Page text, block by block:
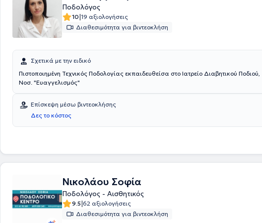
επιστημονική αρτιότητα, την πολυετή πείρα αλλά και τις σύγχρονες μεθόδους (τροχός
ψεκασμού, laser soft, φρέζες και σμίλες από ιατρικό ατσάλι κ.λπ.).
Ποδολόγος
10|19 αξιολογήσεις
Διαθεσιμότητα για βιντεοκλήση
Σχετικά με την ειδικό
Πιστοποιημένη Τεχνικός Ποδολογίας εκπαιδευθείσα στο Ιατρείο Διαβητικού Ποδιού,
Νοσ. "Ευαγγελισμός"
Επίσκεψη μέσω βιντεοκλήσης
Δες το κόστος
Νικολάου Σοφία
Ποδολόγος - Αισθητικός
9.5|62 αξιολογήσεις
Διαθεσιμότητα για βιντεοκλήση